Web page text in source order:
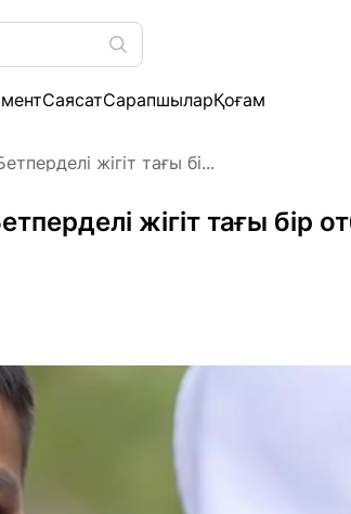
СаясатСарапшыларҚоғам
жігіт тағы бі...
жігіт тағы бір